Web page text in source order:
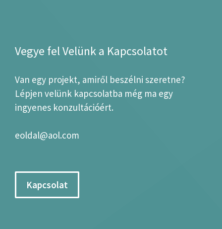
Vegye fel Velünk a Kapcsolatot
Van egy projekt, amiről beszélni szeretne?
Lépjen velünk kapcsolatba még ma egy
ingyenes konzultációért.
eoldal@aol.com
Kapcsolat